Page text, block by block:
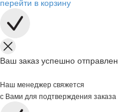
перейти в корзину
Ваш заказ успешно отправлен
Наш менеджер свяжется
с Вами для подтверждения заказа